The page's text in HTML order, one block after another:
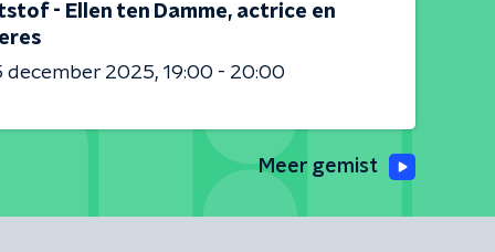
- Ellen ten Damme, actrice en
december 2025 19:00 - 20:00
Meer gemist